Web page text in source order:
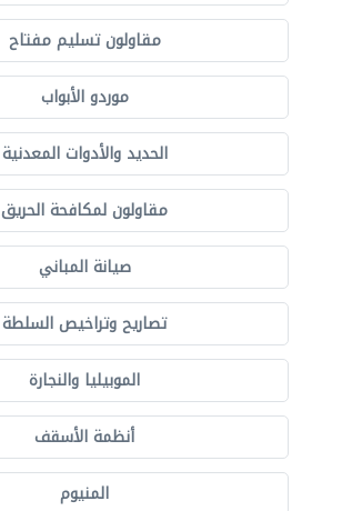
مقاولون تسليم مفتاح
موردو الأبواب
الحديد والأدوات المعدنية
مقاولون لمكافحة الحريق
صيانة المباني
تصاريح وتراخيص السلطة
الموبيليا والنجارة
أنظمة الأسقف
المنيوم